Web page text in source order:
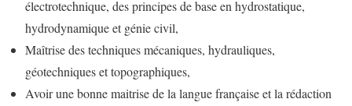
électrotechnique, des principes de base en hydrostatique,
hydrodynamique et génie civil,
Maîtrise des techniques mécaniques, hydrauliques,
géotechniques et topographiques,
Avoir une bonne maitrise de la langue française et la rédaction